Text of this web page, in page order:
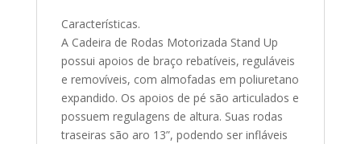
Características.
A Cadeira de Rodas Motorizada Stand Up
possui apoios de braço rebatíveis, reguláveis
e removíveis, com almofadas em poliuretano
expandido. Os apoios de pé são articulados e
possuem regulagens de altura. Suas rodas
traseiras são aro 13”, podendo ser infláveis